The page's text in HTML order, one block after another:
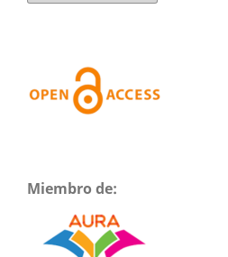
Miembro de: